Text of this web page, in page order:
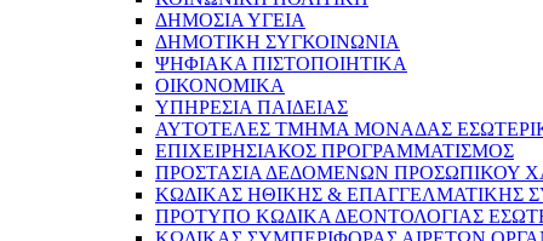
ΔΗΜΟΣΙΑ ΥΓΕΙΑ
ΔΗΜΟΤΙΚΗ ΣΥΓΚΟΙΝΩΝΙΑ
ΨΗΦΙΑΚΑ ΠΙΣΤΟΠΟΙΗΤΙΚΑ
ΟΙΚΟΝΟΜΙΚΑ
ΥΠΗΡΕΣΙΑ ΠΑΙΔΕΙΑΣ
ΑΥΤΟΤΕΛΕΣ ΤΜΗΜΑ ΜΟΝΑΔΑΣ
ΕΠΙΧΕΙΡΗΣΙΑΚΟΣ ΠΡΟΓΡΑΜΜΑΤΙΣΜΟΣ
ΠΡΟΣΤΑΣΙΑ ΔΕΔΟΜΕΝΩΝ ΠΡΟΣΩΠΙΚΟΥ
ΚΩΔΙΚΑΣ ΗΘΙΚΗΣ &
ΠΡΟΤΥΠΟ ΚΩΔΙΚΑ ΔΕΟΝΤΟΛΟΓΙΑΣ